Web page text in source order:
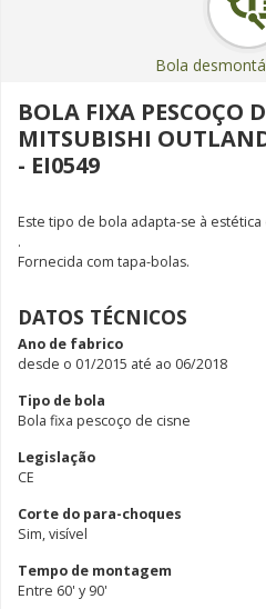
Bola
BOLA FIXA PESCOÇO
MITSUBISHI
- EI0549
Este tipo de bola adapta-se à estética
.
Fornecida com tapa-bolas.
DATOS TÉCNICOS
Ano de fabrico
desde o 01/2015 até ao 06/2018
Tipo de bola
Bola fixa pescoço de cisne
Legislação
CE
Corte do para-choques
Sim, visível
Tempo de montagem
Entre 60' y 90'